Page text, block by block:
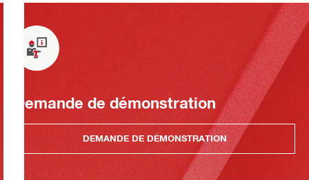
Demande de démonstration
DEMANDE DE DÉMONSTRATION